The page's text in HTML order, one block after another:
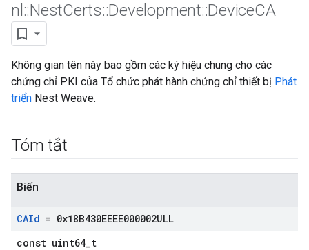
nl ::NestCerts::Development::DeviceCA
Không gian tên này bao gồm các ký hiệu chung cho các
chứng chỉ PKI của Tổ chức phát hành chứng chỉ thiết bị Phát
triển Nest Weave.
Tóm tắt
Biến
CAId = 0x18B430EEEE000002ULL
const uint64_t